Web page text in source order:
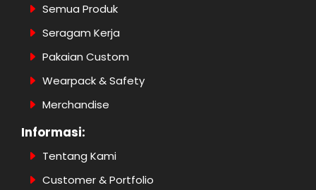
Semua Produk
Seragam Kerja
Pakaian Custom
Wearpack & Safety
Merchandise
Informasi:
Tentang Kami
Customer & Portfolio